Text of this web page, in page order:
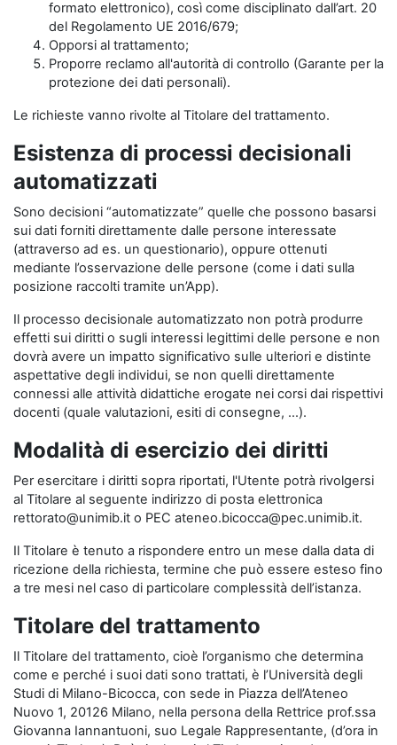
formato elettronico), così come disciplinato dall’art. 20
del Regolamento UE 2016/679;
Opporsi al trattamento;
Proporre reclamo all'autorità di controllo (Garante per la
protezione dei dati personali).
Le richieste vanno rivolte al Titolare del trattamento.
Esistenza di processi decisionali
automatizzati
Sono decisioni “automatizzate” quelle che possono basarsi
sui dati forniti direttamente dalle persone interessate
(attraverso ad es. un questionario), oppure ottenuti
mediante l’osservazione delle persone (come i dati sulla
posizione raccolti tramite un’App).
Il processo decisionale automatizzato non potrà produrre
effetti sui diritti o sugli interessi legittimi delle persone e non
dovrà avere un impatto significativo sulle ulteriori e distinte
aspettative degli individui, se non quelli direttamente
connessi alle attività didattiche erogate nei corsi dai rispettivi
docenti (quale valutazioni, esiti di consegne, …).
Modalità di esercizio dei diritti
Per esercitare i diritti sopra riportati, l'Utente potrà rivolgersi
al Titolare al seguente indirizzo di posta elettronica
rettorato@unimib.it o PEC ateneo.bicocca@pec.unimib.it.
Il Titolare è tenuto a rispondere entro un mese dalla data di
ricezione della richiesta, termine che può essere esteso fino
a tre mesi nel caso di particolare complessità dell’istanza.
Titolare del trattamento
Il Titolare del trattamento, cioè l’organismo che determina
come e perché i suoi dati sono trattati, è l’Università degli
Studi di Milano-Bicocca, con sede in Piazza dell’Ateneo
Nuovo 1, 20126 Milano, nella persona della Rettrice prof.ssa
Giovanna Iannantuoni, suo Legale Rappresentante, (d’ora in